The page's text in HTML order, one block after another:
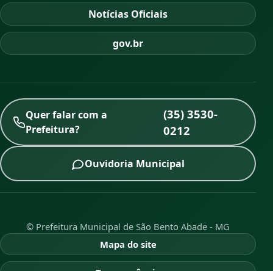
Notícias Oficiais
gov.br
Quer falar com a
Prefeitura?
(35) 3530-
0212
Ouvidoria Municipal
© Prefeitura Municipal de São Bento Abade - MG
Mapa do site